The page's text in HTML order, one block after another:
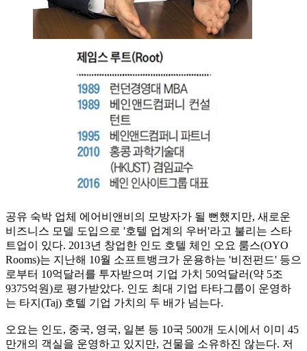
공유 숙박 업체 에어비앤비의 모방자가 될 뻔했지만, 새로운
비즈니스 모델 도입으로 '호텔 업계의 우버'라고 불리는 스타
트업이 있다. 2013년 창업한 인도 호텔 체인 오요 룸스(OYO
Rooms)는 지난해 10월 소프트뱅크가 운용하는 '비전펀드' 등으
로부터 10억달러를 투자받으며 기업 가치 50억달러(약 5조
9375억원)로 평가받았다. 인도 최대 기업 타타그룹이 운영하
는 타지(Taj) 호텔 기업 가치의 두 배가 넘는다.
오요는 인도, 중국, 영국, 일본 등 10국 500개 도시에서 이미 45
만개의 객실을 운영하고 있지만, 건물을 소유하진 않는다. 저